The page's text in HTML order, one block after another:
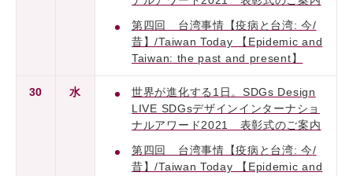
第四回 台湾事情【疫病と台湾: 今/
昔】/Taiwan Today 【Epidemic and
Taiwan: the past and present】
30 水
世界が進化する1日。SDGs Design
LIVE SDGsデザインインターナショ
ナルアワード2021 表彰式のご案内
第四回 台湾事情【疫病と台湾: 今/
昔】/Taiwan Today 【Epidemic and